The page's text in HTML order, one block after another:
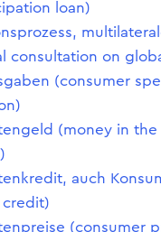
loan)
consultation on
(consumer
(money in the
auch
credit)
(consumer